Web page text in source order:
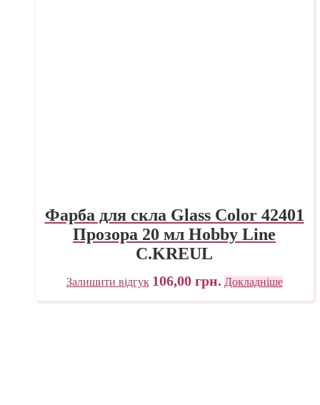
Фарба для скла Glass Color 42401
Прозора 20 мл Hobby Line
C.KREUL
Залишити відгук 106,00 грн. Докладніше